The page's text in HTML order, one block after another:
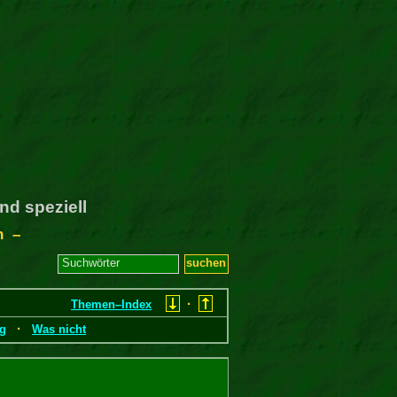
speziell
–
Themen–Index ·
· Was nicht